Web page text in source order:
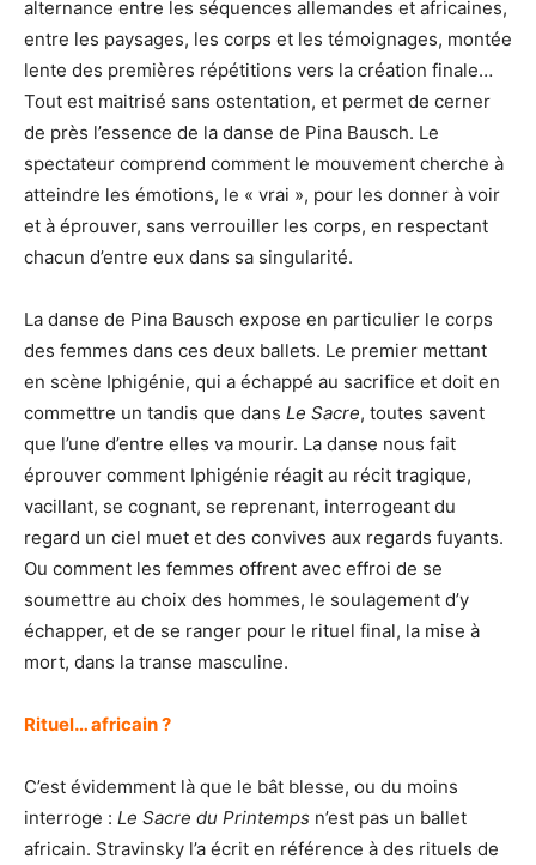
alternance entre les séquences allemandes et africaines,
entre les paysages, les corps et les témoignages, montée
lente des premières répétitions vers la création finale…
Tout est maitrisé sans ostentation, et permet de cerner
de près l’essence de la danse de Pina Bausch. Le
spectateur comprend comment le mouvement cherche à
atteindre les émotions, le « vrai », pour les donner à voir
et à éprouver, sans verrouiller les corps, en respectant
chacun d’entre eux dans sa singularité.
La danse de Pina Bausch expose en particulier le corps
des femmes dans ces deux ballets. Le premier mettant
en scène Iphigénie, qui a échappé au sacrifice et doit en
commettre un tandis que dans Le Sacre, toutes savent
que l’une d’entre elles va mourir. La danse nous fait
éprouver comment Iphigénie réagit au récit tragique,
vacillant, se cognant, se reprenant, interrogeant du
regard un ciel muet et des convives aux regards fuyants.
Ou comment les femmes offrent avec effroi de se
soumettre au choix des hommes, le soulagement d’y
échapper, et de se ranger pour le rituel final, la mise à
mort, dans la transe masculine.
Rituel… africain ?
C’est évidemment là que le bât blesse, ou du moins
interroge : Le Sacre du Printemps n’est pas un ballet
africain. Stravinsky l’a écrit en référence à des rituels de